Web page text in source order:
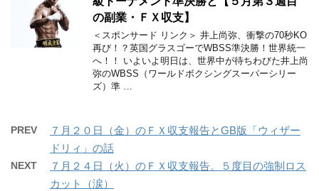
の副業・ＦＸ収支】
＜スポンサード リンク＞ 井上尚弥、衝撃の70秒KO
再び！？英国グラスゴーでWBSS準決勝！世界統一
へ！！ いよいよ明日は、世界中が待ちわびた井上尚
弥のWBSS（ワールドボクシングスーパーシリー
ズ）準 …
PREV
７月２０日（金）のＦＸ収支報告とGB版「ウィザー
ドリィ」の話
NEXT
７月２４日（火）のＦＸ収支報告。５度目の強制ロス
カット（涙）